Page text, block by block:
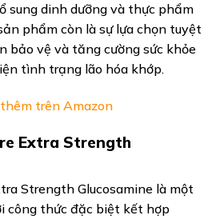
sung dinh dưỡng và thực phẩm
phẩm còn là sự lựa chọn tuyệt
bảo vệ và tăng cường sức khỏe
tình trạng lão hóa khớp.
trên Amazon
Extra Strength
Strength Glucosamine là một
công thức đặc biệt kết hợp